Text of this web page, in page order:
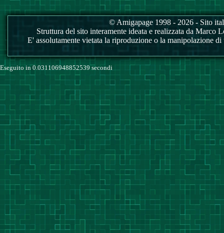
© Amigapage 1998 - 2026 - Sito
Struttura del sito interamente ideata e realizzata da
E' assolutamente vietata la riproduzione o la manipolazione
Eseguito in 0.031106948852539 secondi